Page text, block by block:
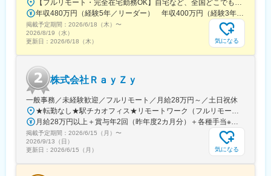
という概念を掲げ、ヒューマンリソース部分での量的支援だけで
なくお客様の課題解決に共に取り組みながら、日本のものづくり
の発展に尽力してまいりました。
・重要項目として位置付ける「人材育成」を強みに、その変化に
柔軟に対応し、適材適所で「人」が活躍できる場を創出すること
な成果を生み出し、お客様の発展に寄与してまいります。
変更の範囲：会社の定める業務
掲載予定期間： 2026/6/18（木） 〜
2026/8/19（水）
更新日： 2026/6/18（木） 気になる
株式会社ＲａｙＺｙ
一般事務／未経験歓迎／フルリモート／月給28万円～／土日祝休
掲載予定期間： 2026/6/15（月） 〜
2026/9/13（日）
更新日： 2026/6/15（月） 気になる